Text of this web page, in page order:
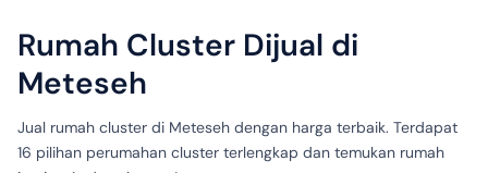
Rumah Cluster Dijual di
Meteseh
Jual rumah cluster di Meteseh dengan harga terbaik. Terdapat
16 pilihan perumahan cluster terlengkap dan temukan rumah